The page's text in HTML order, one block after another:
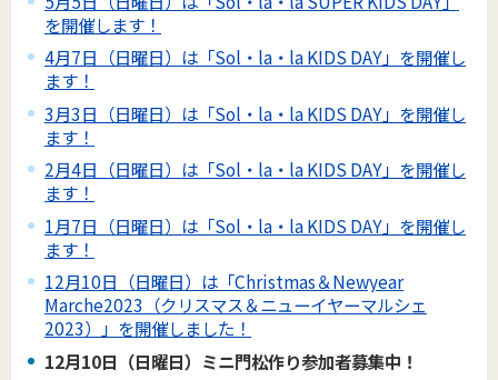
を開催します！
4月7日（日曜日）は「Sol・la・la KIDS DAY」を開催し
ます！
3月3日（日曜日）は「Sol・la・la KIDS DAY」を開催し
ます！
2月4日（日曜日）は「Sol・la・la KIDS DAY」を開催し
ます！
1月7日（日曜日）は「Sol・la・la KIDS DAY」を開催し
ます！
12月10日（日曜日）は「Christmas＆Newyear
Marche2023（クリスマス＆ニューイヤーマルシェ
2023）」を開催しました！
12月10日（日曜日）ミニ門松作り参加者募集中！